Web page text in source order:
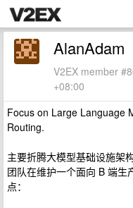
AlanAdam
V2EX member
+08:00
Focus on Large Language
Routing.
主要折腾大模型基础设施架
团队在维护一个面向 B 端生
点：